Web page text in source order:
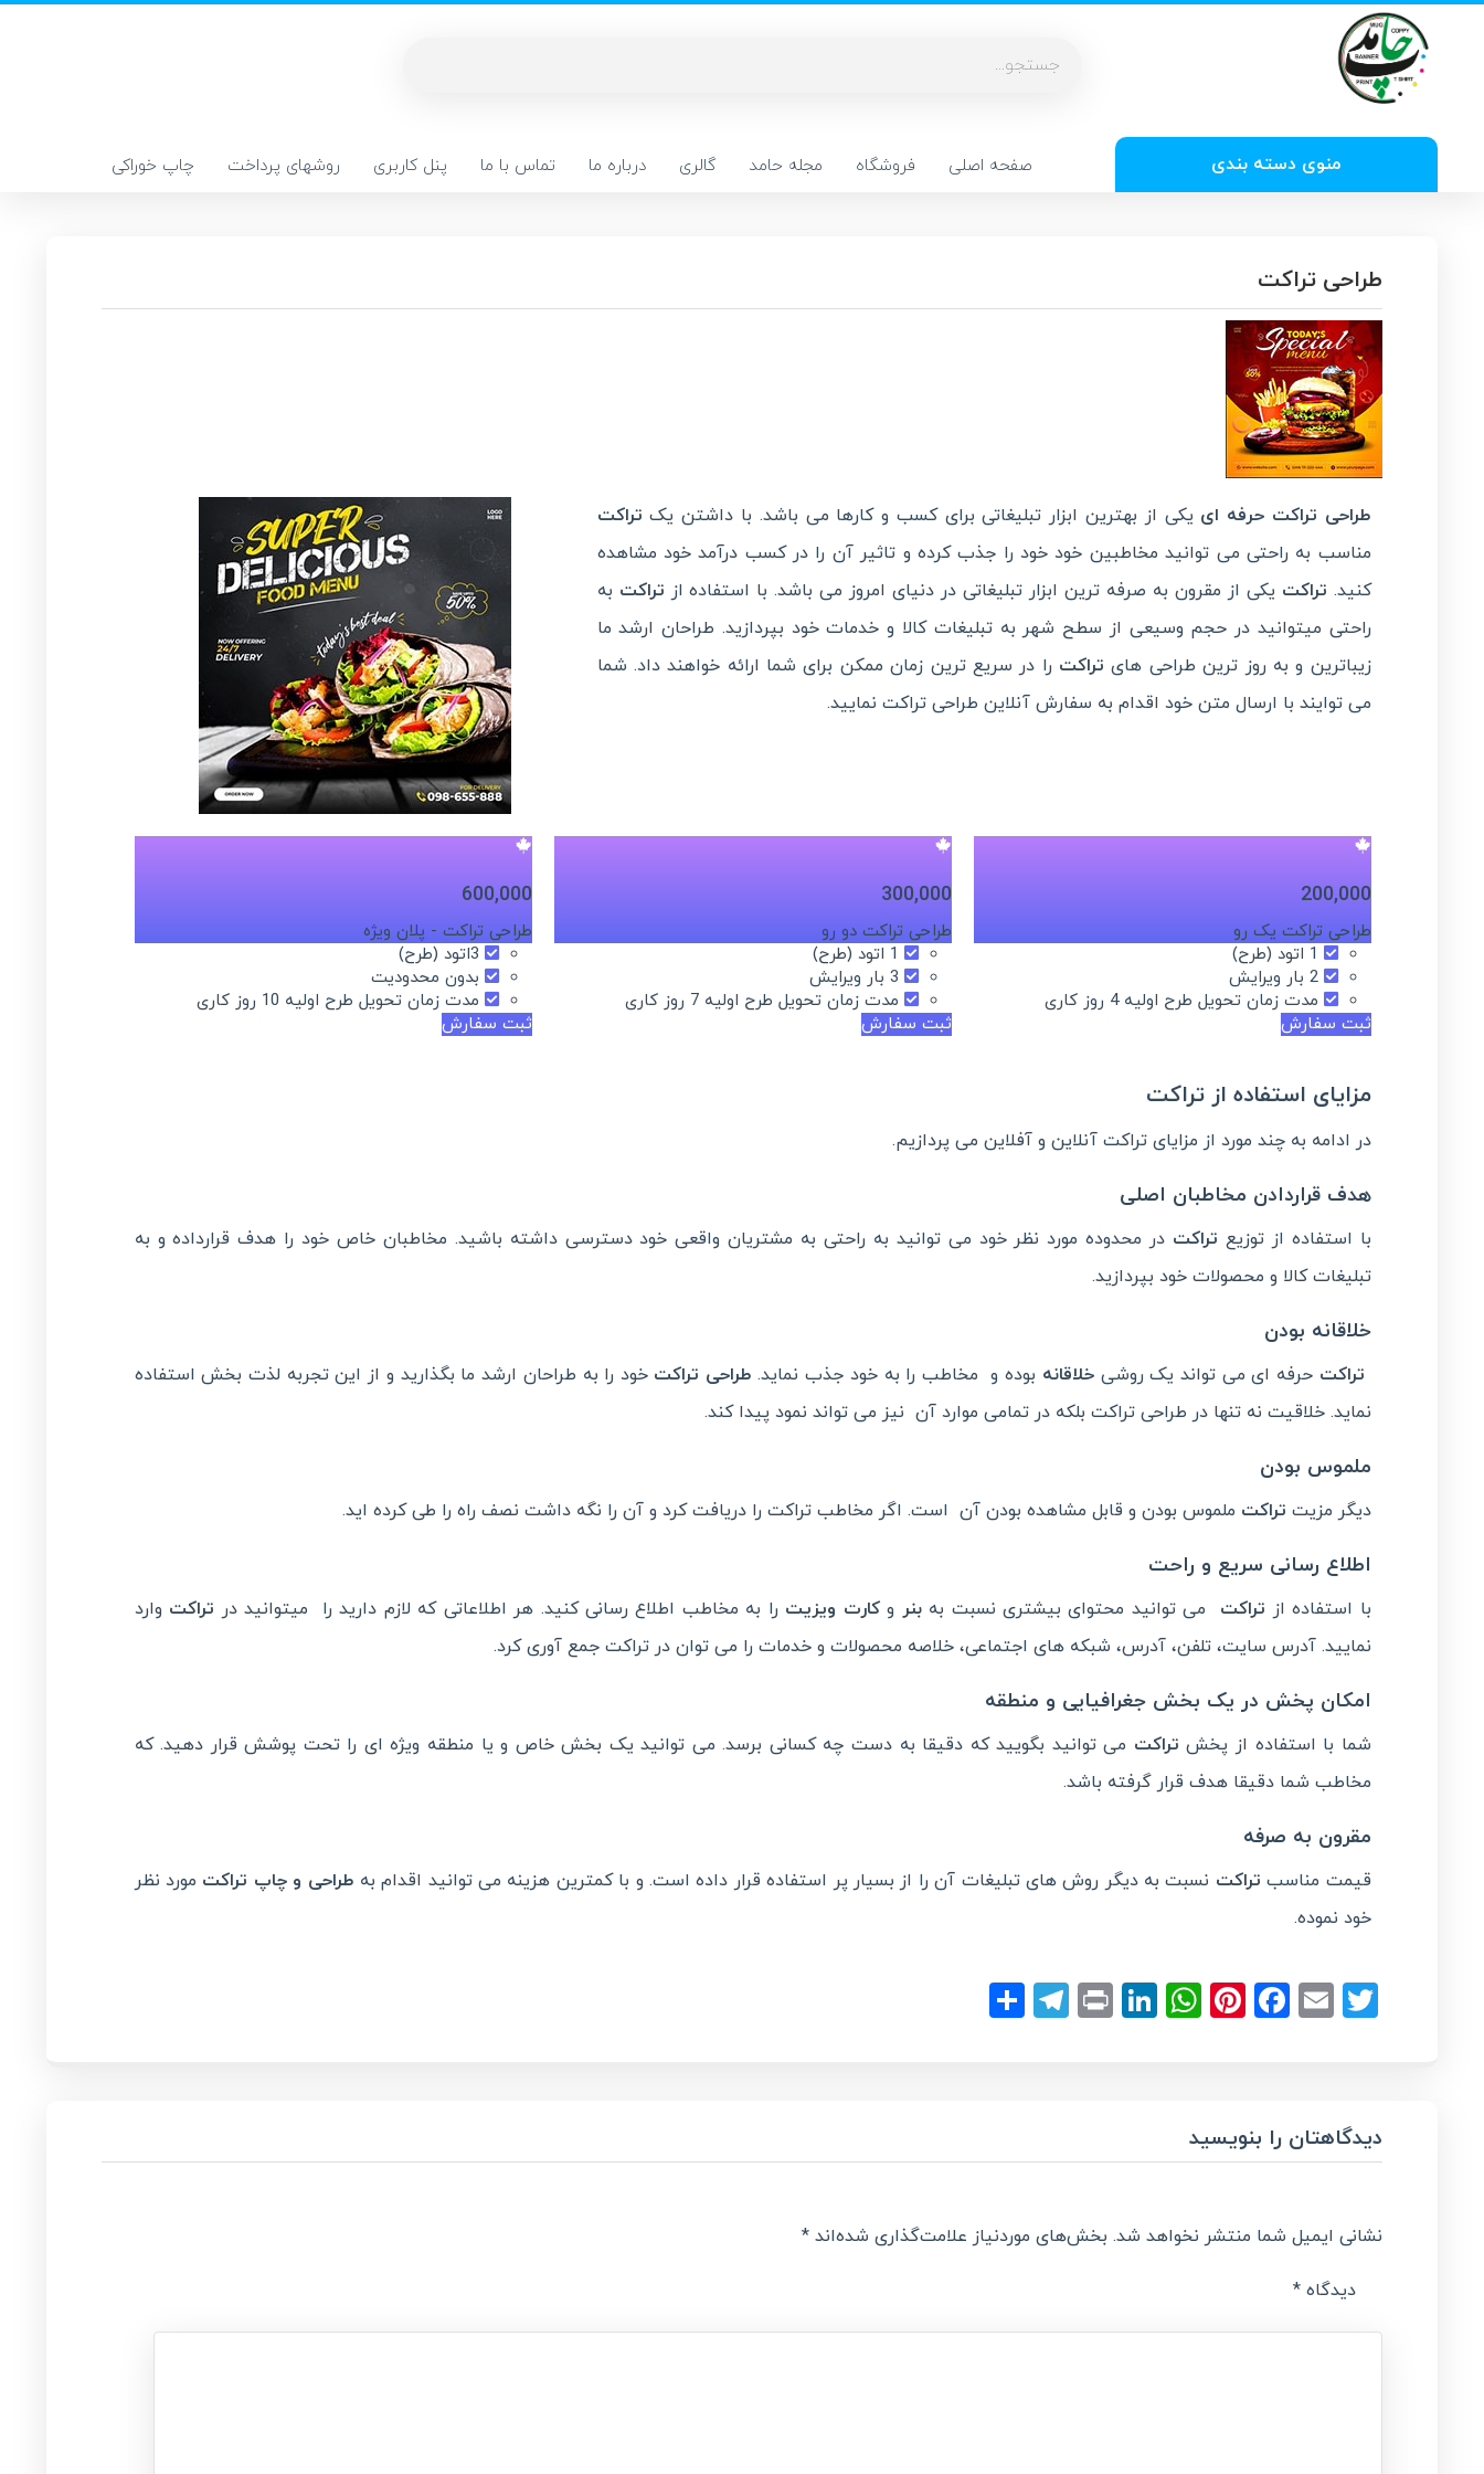
منوی دسته بندی صفحه اصلی فروشگاه مجله حامد گالری درباره ما تماس با ما پنل کاربری روشهای پرداخت چاپ خوراکی
طراحی تراکت
طراحی تراکت حرفه ای یکی از بهترین ابزار تبلیغاتی برای کسب و کارها می باشد. با داشتن یک تراکت
مناسب به راحتی می توانید مخاطبین خود خود را جذب کرده و تاثیر آن را در کسب درآمد خود مشاهده
کنید. تراکت یکی از مقرون به صرفه ترین ابزار تبلیغاتی در دنیای امروز می باشد. با استفاده از تراکت به
راحتی میتوانید در حجم وسیعی از سطح شهر به تبلیغات کالا و خدمات خود بپردازید. طراحان ارشد ما
زیباترین و به روز ترین طراحی های تراکت را در سریع ترین زمان ممکن برای شما ارائه خواهند داد. شما
می توایند با ارسال متن خود اقدام به سفارش آنلاین طراحی تراکت نمایید.
200,000
طراحی تراکت یک رو
1 اتود (طرح)
2 بار ویرایش
مدت زمان تحویل طرح اولیه 4 روز کاری
ثبت سفارش
300,000
طراحی تراکت دو رو
1 اتود (طرح)
3 بار ویرایش
مدت زمان تحویل طرح اولیه 7 روز کاری
ثبت سفارش
600,000
طراحی تراکت - پلان ویژه
3اتود (طرح)
بدون محدودیت
مدت زمان تحویل طرح اولیه 10 روز کاری
ثبت سفارش
مزایای استفاده از تراکت
در ادامه به چند مورد از مزایای تراکت آنلاین و آفلاین می پردازیم.
هدف قراردادن مخاطبان اصلی
با استفاده از توزیع تراکت در محدوده مورد نظر خود می توانید به راحتی به مشتریان واقعی خود دسترسی داشته باشید. مخاطبان خاص خود را هدف قرارداده و به
تبلیغات کالا و محصولات خود بپردازید.
خلاقانه بودن
تراکت حرفه ای می تواند یک روشیخلاقانه بوده و مخاطب را به خود جذب نماید. طراحی تراکت خود را به طراحان ارشد ما بگذارید و از این تجربه لذت بخش استفاده
نماید. خلاقیت نه تنها در طراحی تراکت بلکه در تمامی موارد آن نیز می تواند نمود پیدا کند.
ملموس بودن
دیگر مزیت تراکت ملموس بودن و قابل مشاهده بودن آن است. اگر مخاطب تراکت را دریافت کرد و آن را نگه داشت نصف راه را طی کرده اید.
اطلاع رسانی سریع و راحت
با استفاده از تراکت می توانید محتوای بیشتری نسبت بهبنر وکارت ویزیت را به مخاطب اطلاع رسانی کنید. هر اطلاعاتی که لازم دارید را میتوانید در تراکت وارد
نمایید. آدرس سایت، تلفن، آدرس، شبکه های اجتماعی، خلاصه محصولات و خدمات را می توان در تراکت جمع آوری کرد.
امکان پخش در یک بخش جغرافیایی و منطقه
شما با استفاده از پخش تراکت می توانید بگویید که دقیقا به دست چه کسانی برسد. می توانید یک بخش خاص و یا منطقه ویژه ای را تحت پوشش قرار دهید. که
مخاطب شما دقیقا هدف قرار گرفته باشد.
مقرون به صرفه
قیمت مناسب تراکت نسبت به دیگر روش های تبلیغات آن را از بسیار پر استفاده قرار داده است. و با کمترین هزینه می توانید اقدام به طراحی و چاپ تراکت مورد نظر
خود نموده.
Twitter
Email
Facebook
Pinterest
WhatsApp
LinkedIn
Print
Telegram
دیدگاهتان را بنویسید
نشانی ایمیل شما منتشر نخواهد شد. بخش‌های موردنیاز علامت‌گذاری شده‌اند*
دیدگاه *